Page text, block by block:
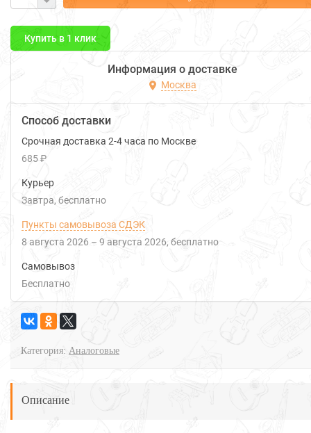
Купить в 1 клик
Информация о доставке
Москва
Способ доставки
Срочная доставка 2-4 часа по Москве
685 ₽
Курьер
Завтра
Бесплатно
Пункты самовывоза СДЭК
8 августа 2026 – 9 августа 2026 Бесплатно
Самовывоз
Бесплатно
Категория: Аналоговые
Описание